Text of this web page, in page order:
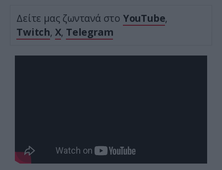
Δείτε μας ζωντανά στο YouTube,
Twitch, X, Telegram